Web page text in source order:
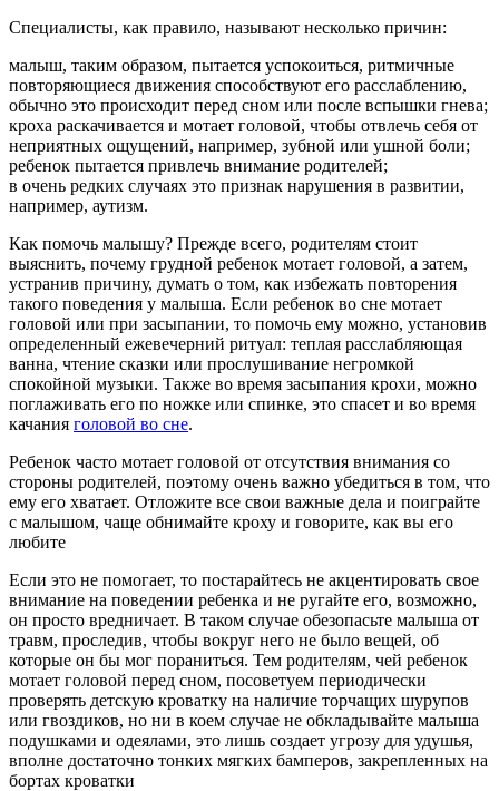
Специалисты, как правило, называют несколько причин:
малыш, таким образом, пытается успокоиться, ритмичные
повторяющиеся движения способствуют его расслаблению,
обычно это происходит перед сном или после вспышки гнева;
кроха раскачивается и мотает головой, чтобы отвлечь себя от
неприятных ощущений, например, зубной или ушной боли;
ребенок пытается привлечь внимание родителей;
в очень редких случаях это признак нарушения в развитии,
например, аутизм.
Как помочь малышу? Прежде всего, родителям стоит
выяснить, почему грудной ребенок мотает головой, а затем,
устранив причину, думать о том, как избежать повторения
такого поведения у малыша. Если ребенок во сне мотает
головой или при засыпании, то помочь ему можно, установив
определенный ежевечерний ритуал: теплая расслабляющая
ванна, чтение сказки или прослушивание негромкой
спокойной музыки. Также во время засыпания крохи, можно
поглаживать его по ножке или спинке, это спасет и во время
качания головой во сне.
Ребенок часто мотает головой от отсутствия внимания со
стороны родителей, поэтому очень важно убедиться в том, что
ему его хватает. Отложите все свои важные дела и поиграйте
с малышом, чаще обнимайте кроху и говорите, как вы его
любите
Если это не помогает, то постарайтесь не акцентировать свое
внимание на поведении ребенка и не ругайте его, возможно,
он просто вредничает. В таком случае обезопасьте малыша от
травм, проследив, чтобы вокруг него не было вещей, об
которые он бы мог пораниться. Тем родителям, чей ребенок
мотает головой перед сном, посоветуем периодически
проверять детскую кроватку на наличие торчащих шурупов
или гвоздиков, но ни в коем случае не обкладывайте малыша
подушками и одеялами, это лишь создает угрозу для удушья,
вполне достаточно тонких мягких бамперов, закрепленных на
бортах кроватки